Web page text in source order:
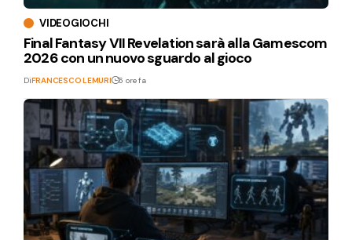
VIDEOGIOCHI
Final Fantasy VII Revelation sarà alla Gamescom
2026 con un nuovo sguardo al gioco
DiFRANCESCO LEMURI 6 ore fa